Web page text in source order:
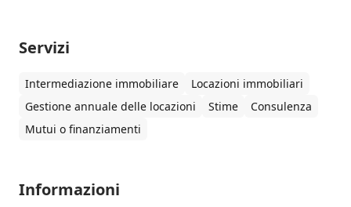
Servizi
Intermediazione immobiliare
Locazioni immobiliari
Gestione annuale delle locazioni
Stime
Consulenza
Mutui o finanziamenti
Informazioni